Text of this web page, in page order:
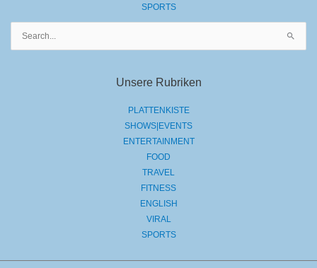
SPORTS
Unsere Rubriken
PLATTENKISTE
SHOWS|EVENTS
ENTERTAINMENT
FOOD
TRAVEL
FITNESS
ENGLISH
VIRAL
SPORTS